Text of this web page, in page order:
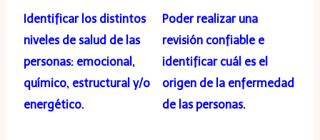
Identificar los distintos
niveles de salud de las
personas: emocional,
químico, estructural y/o
energético.
Poder realizar una
revisión confiable e
identificar cuál es el
origen de la enfermedad
de las personas.